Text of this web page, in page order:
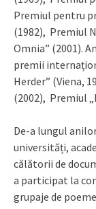
Premiul pentru
(1982), Premiul
Omnia” (2001).
premii
Herder” (Viena,
(2002), Premiul
De-a lungul
universități,
călătorii de
a participat la
grupaje de